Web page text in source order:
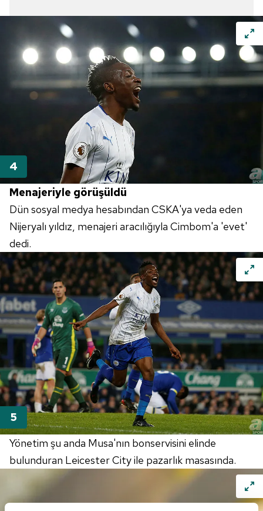
Menajeriyle görüşüldü
Dün sosyal medya hesabından CSKA'ya veda eden
Nijeryalı yıldız, menajeri aracılığıyla Cimbom'a 'evet'
dedi.
Yönetim şu anda Musa'nın bonservisini elinde
bulunduran Leicester City ile pazarlık masasında.